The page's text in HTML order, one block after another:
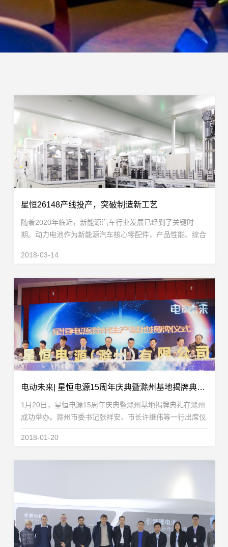
星恒26148产线投产，突破制造新工艺
随着2020年临近，新能源汽车行业发展已经到了关键时
期。动力电池作为新能源汽车核心零配件，产品性能、综合
星恒电源基于15年的技术、工艺和制造经验积累，在...
2018-03-14
电动未来| 星恒电源15周年庆典暨滁州基地揭牌典礼隆重举办！
1月20日，星恒电源15周年庆典暨滁州基地揭牌典礼在滁州
成功举办。滁州市委书记张祥安、市长许继伟等一行出席仪
会等100多位嘉宾参加了此次活动。星恒电源成立15...
2018-01-20